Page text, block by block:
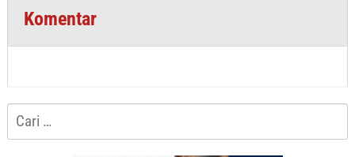
Komentar
Cari
untuk: